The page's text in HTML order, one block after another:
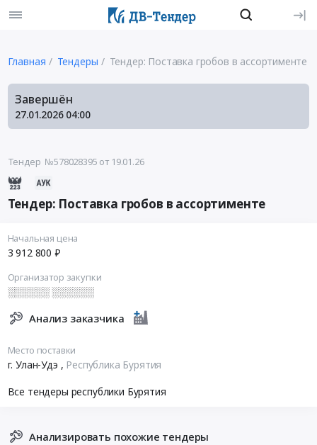
Главная Тендеры Тендер: Поставка гробов в ассортименте
Завершён
27.01.2026 04:00
Тендер №578028395 от 19.01.26
Тендер: Поставка гробов в ассортименте
Начальная цена
3 912 800 ₽
Организатор закупки
░░░░░░ ░░░░░░
Анализ заказчика
Место поставки
г. Улан-Удэ , Республика Бурятия
Все тендеры республики Бурятия
Анализировать похожие тендеры